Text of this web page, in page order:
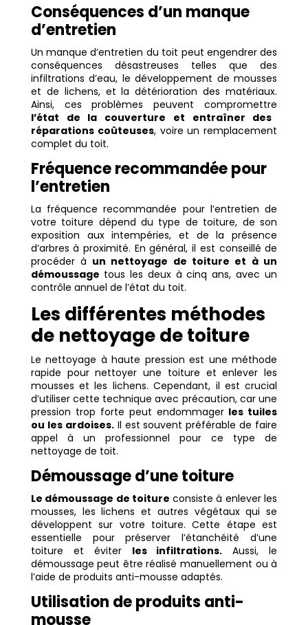
Conséquences d’un manque
d’entretien
Un manque d’entretien du toit peut engendrer des
conséquences désastreuses telles que des
infiltrations d’eau, le développement de mousses
et de lichens, et la détérioration des matériaux.
Ainsi, ces problèmes peuvent compromettre
l’état de la couverture et entraîner des
réparations coûteuses, voire un remplacement
complet du toit.
Fréquence recommandée pour
l’entretien
La fréquence recommandée pour l’entretien de
votre toiture dépend du type de toiture, de son
exposition aux intempéries, et de la présence
d’arbres à proximité. En général, il est conseillé de
procéder à un nettoyage de toiture et à un
démoussage tous les deux à cinq ans, avec un
contrôle annuel de l’état du toit.
Les différentes méthodes
de nettoyage de toiture
Le nettoyage à haute pression est une méthode
rapide pour nettoyer une toiture et enlever les
mousses et les lichens. Cependant, il est crucial
d’utiliser cette technique avec précaution, car une
pression trop forte peut endommager les tuiles
ou les ardoises.Il est souvent préférable de faire
appel à un professionnel pour ce type de
nettoyage de toit.
Démoussage d’une toiture
Le démoussage de toiture consiste à enlever les
mousses, les lichens et autres végétaux qui se
développent sur votre toiture. Cette étape est
essentielle pour préserver l’étanchéité d’une
toiture et éviter les infiltrations. Aussi, le
démoussage peut être réalisé manuellement ou à
l’aide de produits anti-mousse adaptés.
Utilisation de produits anti-
mousse